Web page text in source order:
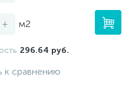
+ м2
296.64 руб.
к сравнению